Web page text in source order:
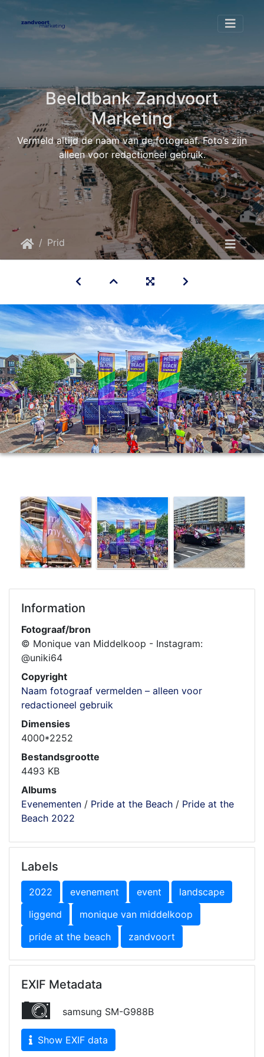
Beeldbank Zandvoort
Marketing
Vermeld altijd de naam van de fotograaf. Foto’s zijn
alleen voor redactioneel gebruik.
Pride at the Beach 2022 20220801 162740
Information
Fotograaf/bron
© Monique van Middelkoop - Instagram:
@uniki64
Copyright
Naam fotograaf vermelden – alleen voor
redactioneel gebruik
Dimensies
4000*2252
Bestandsgrootte
4493 KB
Albums
Evenementen / Pride at the Beach / Pride at the
Beach 2022
Labels
2022 evenement event
landscape
liggend
monique van middelkoop
pride at the beach
zandvoort
EXIF Metadata
samsung SM-G988B
Show EXIF data